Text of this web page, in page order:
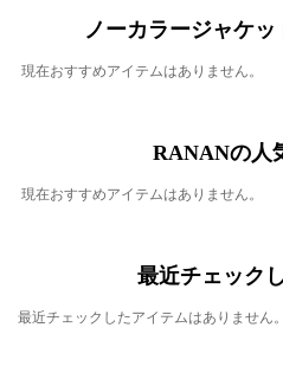
ノーカラージャケ
現在おすすめアイテムはありません。
RANANの人
現在おすすめアイテムはありません。
最近チェック
最近チェックしたアイテムはありません。